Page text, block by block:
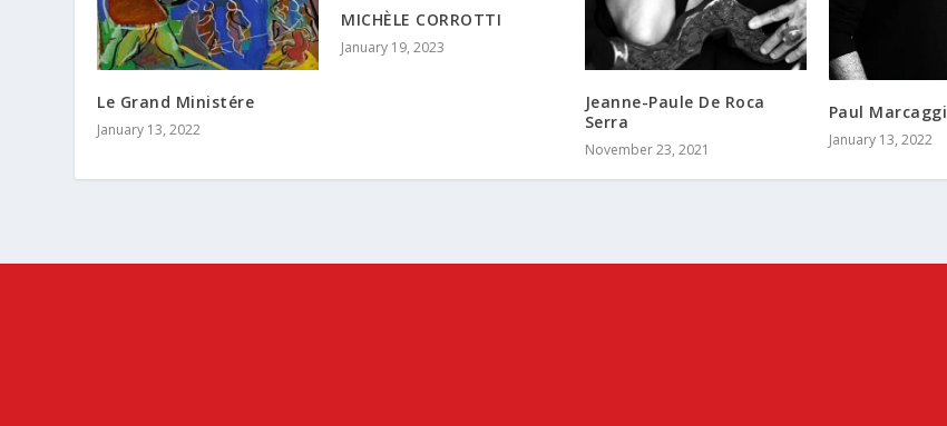
Le Grand Ministére
January 13, 2022
MICHÈLE CORROTTI
January 19, 2023
Jeanne-Paule De Roca
Serra
November 23, 2021
Paul Marcaggi
January 13, 2022